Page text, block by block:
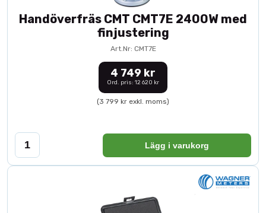
Handöverfräs CMT CMT7E 2400W med
finjustering
Art.Nr: CMT7E
4 749 kr
Ord. pris: 12 620 kr
(3 799 kr exkl. moms)
Lägg i varukorg